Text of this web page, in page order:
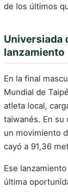
de los últimos
Universiada
lanzamiento
En la final
Mundial de
atleta local,
taiwanés. En su
un movimiento
cayó a 91,36
Ese
última